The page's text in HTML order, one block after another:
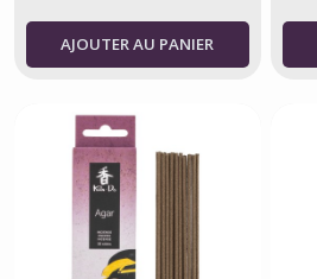
AJOUTER AU PANIER